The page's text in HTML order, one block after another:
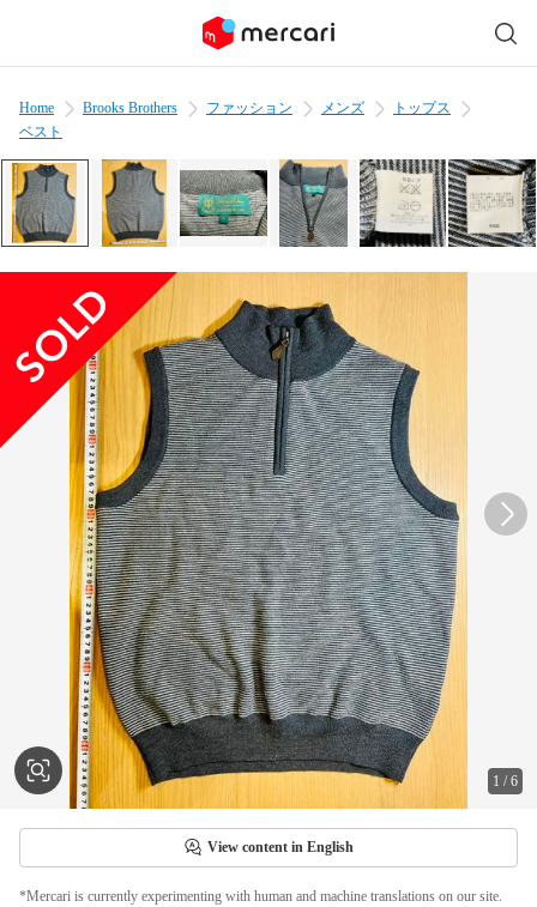
Home Brooks Brothers ファッション メンズ
トップス
ベスト
1 /6
View content in English
*Mercari is currently experimenting with human and machine translations on our site.